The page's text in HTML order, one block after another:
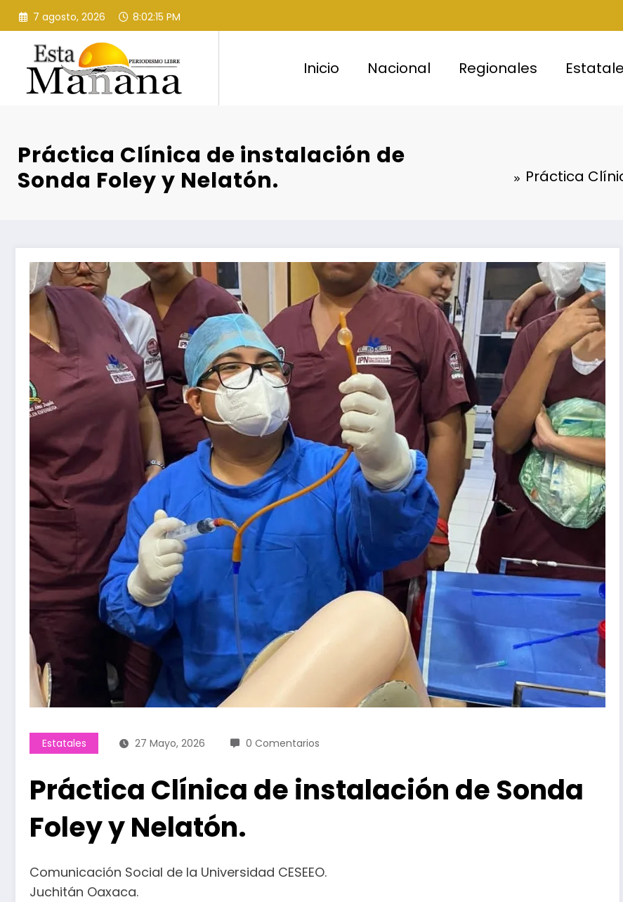
Saltar
contenido
7 agosto, 2026 8:02:16 PM
Inicio Nacional Regionales
Práctica Clínica de instalación de
Sonda Foley y Nelatón.
Práctica
Estatales 27 Mayo, 2026 0 Comentarios
Práctica Clínica de instalación de Sonda
Foley y Nelatón.
Comunicación Social de la Universidad CESEEO.
Juchitán Oaxaca.